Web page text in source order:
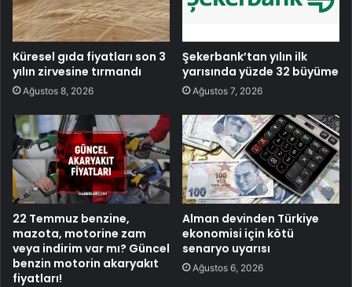
Küresel gıda fiyatları son 3
yılın zirvesine tırmandı
Ağustos 8, 2026
Şekerbank’tan yılın ilk
yarısında yüzde 32 büyüme
Ağustos 7, 2026
22 Temmuz benzine,
mazota, motorine zam
veya indirim var mı? Güncel
benzin motorin akaryakıt
fiyatları!
Alman devinden Türkiye
ekonomisi için kötü
senaryo uyarısı
Ağustos 6, 2026